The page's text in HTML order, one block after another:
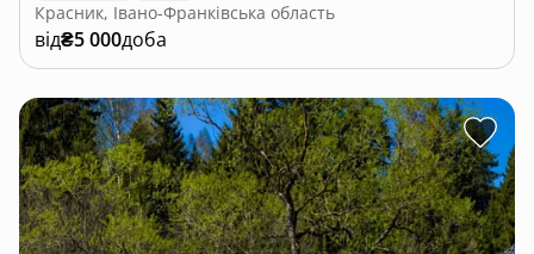
Красник, Івано-Франківська область
від₴5 000доба